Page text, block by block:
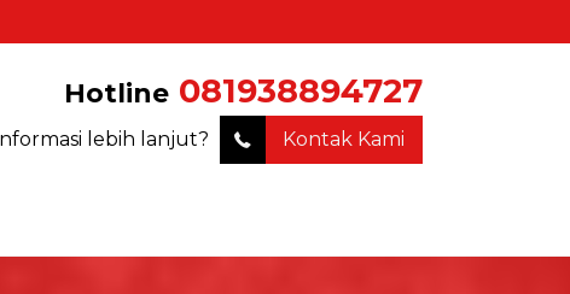
Hotline 081938894727
lebih lanjut? Kontak Kami